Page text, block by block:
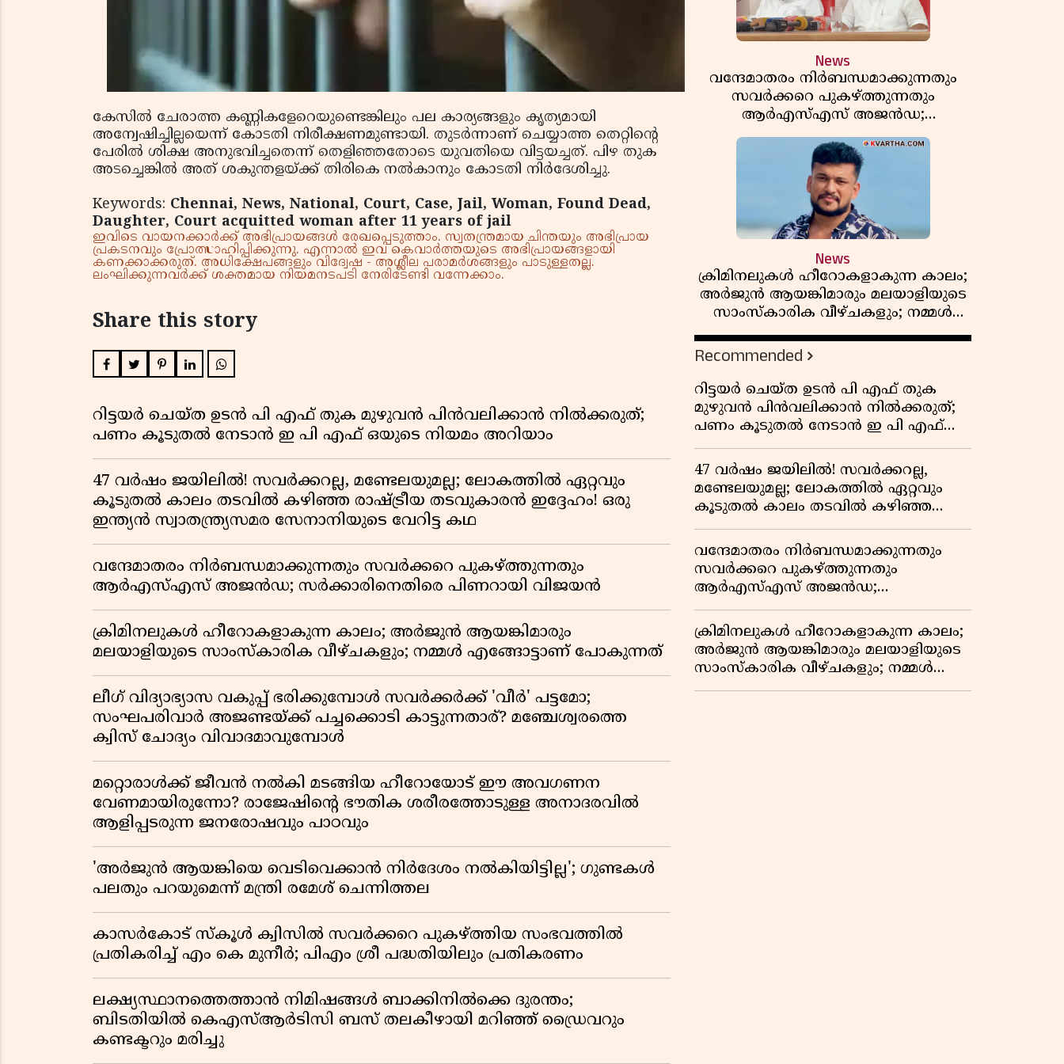
കേസില്‍ ചേരാത്ത കണ്ണികളേറെയുണ്ടെങ്കിലും പല കാര്യങ്ങളും കൃത്യമായി
അന്വേഷിച്ചില്ലയെന്ന് കോടതി നിരീക്ഷണമുണ്ടായി. തുടര്‍ന്നാണ് ചെയ്യാത്ത തെറ്റിന്റെ
പേരില്‍ ശിക്ഷ അനുഭവിച്ചതെന്ന് തെളിഞ്ഞതോടെ യുവതിയെ വിട്ടയച്ചത്. പിഴ തുക
അടച്ചെങ്കില്‍ അത് ശകുന്തളയ്ക്ക് തിരികെ നല്‍കാനും കോടതി നിര്‍ദേശിച്ചു.
Keywords: Chennai, News, National, Court, Case, Jail, Woman, Found Dead,
Daughter, Court acquitted woman after 11 years of jail
ഇവിടെ വായനക്കാർക്ക് അഭിപ്രായങ്ങൾ രേഖപ്പെടുത്താം. സ്വതന്ത്രമായ ചിന്തയും അഭിപ്രായ
പ്രകടനവും പ്രോത്സാഹിപ്പിക്കുന്നു. എന്നാൽ ഇവ കെവാർത്തയുടെ അഭിപ്രായങ്ങളായി
കണക്കാക്കരുത്. അധിക്ഷേപങ്ങളും വിദ്വേഷ - അശ്ലീല പരാമർശങ്ങളും പാടുള്ളതല്ല.
ലംഘിക്കുന്നവർക്ക് ശക്തമായ നിയമനടപടി നേരിടേണ്ടി വന്നേക്കാം.
Share this story
റിട്ടയർ ചെയ്ത ഉടൻ പി എഫ് തുക മുഴുവൻ പിൻവലിക്കാൻ നിൽക്കരുത്;
പണം കൂടുതൽ നേടാൻ ഇ പി എഫ് ഒയുടെ നിയമം അറിയാം
47 വർഷം ജയിലിൽ! സവർക്കറല്ല, മണ്ടേലയുമല്ല; ലോകത്തിൽ ഏറ്റവും
കൂടുതൽ കാലം തടവിൽ കഴിഞ്ഞ രാഷ്ട്രീയ തടവുകാരൻ ഇദ്ദേഹം! ഒരു
ഇന്ത്യൻ സ്വാതന്ത്ര്യസമര സേനാനിയുടെ വേറിട്ട കഥ
വന്ദേമാതരം നിർബന്ധമാക്കുന്നതും സവർക്കറെ പുകഴ്ത്തുന്നതും
ആർഎസ്എസ് അജൻഡ; സർക്കാരിനെതിരെ പിണറായി വിജയൻ
ക്രിമിനലുകൾ ഹീറോകളാകുന്ന കാലം; അർജുൻ ആയങ്കിമാരും
മലയാളിയുടെ സാംസ്കാരിക വീഴ്ചകളും; നമ്മൾ എങ്ങോട്ടാണ് പോകുന്നത്
ലീഗ് വിദ്യാഭ്യാസ വകുപ്പ് ഭരിക്കുമ്പോൾ സവർക്കർക്ക് 'വീർ' പട്ടമോ;
സംഘപരിവാർ അജണ്ടയ്ക്ക് പച്ചക്കൊടി കാട്ടുന്നതാര്? മഞ്ചേശ്വരത്തെ
ക്വിസ് ചോദ്യം വിവാദമാവുമ്പോൾ
മറ്റൊരാൾക്ക് ജീവൻ നൽകി മടങ്ങിയ ഹീറോയോട് ഈ അവഗണന
വേണമായിരുന്നോ? രാജേഷിൻ്റെ ഭൗതിക ശരീരത്തോടുള്ള അനാദരവിൽ
ആളിപ്പടരുന്ന ജനരോഷവും പാഠവും
'അർജുൻ ആയങ്കിയെ വെടിവെക്കാൻ നിർദേശം നൽകിയിട്ടില്ല'; ഗുണ്ടകൾ
പലതും പറയുമെന്ന് മന്ത്രി രമേശ് ചെന്നിത്തല
കാസർകോട് സ്കൂൾ ക്വിസിൽ സവർക്കറെ പുകഴ്ത്തിയ സംഭവത്തിൽ
പ്രതികരിച്ച് എം കെ മുനീർ; പിഎം ശ്രീ പദ്ധതിയിലും പ്രതികരണം
ലക്ഷ്യസ്ഥാനത്തെത്താൻ നിമിഷങ്ങൾ ബാക്കിനിൽക്കെ ദുരന്തം;
ബിടതിയിൽ കെഎസ്ആർടിസി ബസ് തലകീഴായി മറിഞ്ഞ് ഡ്രൈവറും
കണ്ടക്ടറും മരിച്ചു
News
വന്ദേമാതരം നിർബന്ധമാക്കുന്നതും
സവർക്കറെ പുകഴ്ത്തുന്നതും
ആർഎസ്എസ് അജൻഡ;
സർക്കാരിനെതിരെ പിണറായി വിജയൻ
News
ക്രിമിനലുകൾ ഹീറോകളാകുന്ന കാലം;
അർജുൻ ആയങ്കിമാരും മലയാളിയുടെ
സാംസ്കാരിക വീഴ്ചകളും; നമ്മൾ
എങ്ങോട്ടാണ് പോകുന്നത്
Recommended
റിട്ടയർ ചെയ്ത ഉടൻ പി എഫ് തുക
മുഴുവൻ പിൻവലിക്കാൻ നിൽക്കരുത്;
പണം കൂടുതൽ നേടാൻ ഇ പി എഫ്
ഒയുടെ നിയമം അറിയാം
47 വർഷം ജയിലിൽ! സവർക്കറല്ല,
മണ്ടേലയുമല്ല; ലോകത്തിൽ ഏറ്റവും
കൂടുതൽ കാലം തടവിൽ കഴിഞ്ഞ
രാഷ്ട്രീയ തടവുകാരൻ ഇദ്ദേഹം! ഒരു
ഇന്ത്യൻ സ്വാതന്ത്ര്യസമര സേനാനിയുടെ
വേറിട്ട കഥ
വന്ദേമാതരം നിർബന്ധമാക്കുന്നതും
സവർക്കറെ പുകഴ്ത്തുന്നതും
ആർഎസ്എസ് അജൻഡ;
സർക്കാരിനെതിരെ പിണറായി വിജയൻ
ക്രിമിനലുകൾ ഹീറോകളാകുന്ന കാലം;
അർജുൻ ആയങ്കിമാരും മലയാളിയുടെ
സാംസ്കാരിക വീഴ്ചകളും; നമ്മൾ
എങ്ങോട്ടാണ് പോകുന്നത്